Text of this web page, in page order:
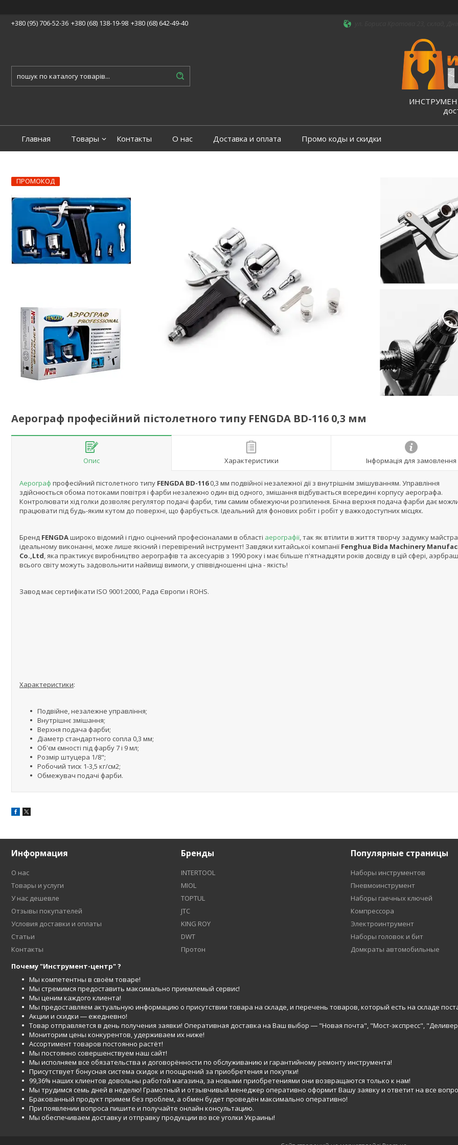
+380 (95) 706-52-36 +380 (68) 138-19-98 +380 (68) 642-49-40
Главная Товары Контакты О нас Доставка и оплата Промо коды и скидки
ПРОМОКОД
Аерограф професійний пістолетного типу FENGDA BD-116 0,3 мм
Опис Характеристики Інформація для замовлення
Аерограф професійний пістолетного типу FENGDA BD-1160,3 мм подвійної незалежної дії з внутрішнім змішуванням. Управління
здійснюється обома потоками повітря і фарби незалежно один від одного, змішання відбувається всередині корпусу аерографа.
Контролювати хід голки дозволяє регулятор подачі фарби, тим самим обмежуючи розпилення. Бічна верхня подача фарби дає
працювати під будь-яким кутом до поверхні, що фарбується. Ідеальний для фонових робіт і робіт у важкодоступних місцях.
Бренд FENGDAшироко відомий і гідно оцінений професіоналами в області аерографії, так як втілити в життя творчу задумку
ідеальному виконанні, може лише якісний і перевірений інструмент! Завдяки китайської компаніїFenghua Bida Machinery
Co.,Ltd, яка практикує виробництво аерографів та аксесуарів з 1990 року і має більше п'ятнадцяти років досвіду в цій сфері,
всього світу можуть задовольнити найвищі вимоги, у співвідношенні ціна - якість!
Завод має сертифікати ISO 9001:2000, Рада Європи і ROHS.
Характеристики:
Подвійне, незалежне управління;
Внутрішнє змішання;
Верхня подача фарби;
Діаметр стандартного сопла 0,3 мм;
Об'єм ємності під фарбу 7 і 9 мл;
Розмір штуцера 1/8";
Робочий тиск 1-3,5 кг/см2;
Обмежувач подачі фарби.
Информация
О нас
Товары и услуги
У нас дешевле
Отзывы покупателей
Условия доставки и оплаты
Статьи
Контакты
Бренды
INTERTOOL
MIOL
TOPTUL
JTC
KING ROY
DWT
Протон
Популярные страницы
Наборы инструментов
Пневмоинструмент
Наборы гаечных ключей
Компрессора
Электроинтрумент
Наборы головок и бит
Домкраты автомобильные
Почему "Инструмент-центр" ?
Мы компетентны в своём товаре!
Мы стремимся предоставить максимально приемлемый сервис!
Мы ценим каждого клиента!
Мы предоставляем актуальную информацию о присутствии товара на складе, и перечень товаров, который есть на складе
Акции и скидки ― ежедневно!
Товар отправляется в день получения заявки! Оперативная доставка на Ваш выбор ― "Новая почта", "Мост-экспресс",
Мониторим цены конкурентов, удерживаем их ниже!
Ассортимент товаров постоянно растёт!
Мы постоянно совершенствуем наш сайт!
Мы исполняем все обязательства и договорённости по обслуживанию и гарантийному ремонту инструмента!
Присутствует бонусная система скидок и поощрений за приобретения и покупки!
99,36% наших клиентов довольны работой магазина, за новыми приобретениями они возвращаются только к нам!
Мы трудимся семь дней в неделю! Грамотный и отзывчивый менеджер оперативно оформит Вашу заявку и ответит на все
Бракованный продукт примем без проблем, а обмен будет проведён максимально оперативно!
При появлении вопроса пишите и получайте онлайн консультацию.
Мы обеспечиваем доставку и отправку продукции во все уголки Украины!